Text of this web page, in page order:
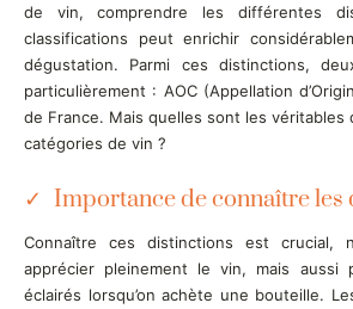
de vin, comprendre les différentes
classifications peut enrichir
dégustation. Parmi ces distinctions,
particulièrement : AOC (Appellation
de France. Mais quelles sont les
catégories de vin ?
Importance de connaître les
Connaître ces distinctions est crucial,
apprécier pleinement le vin, mais aussi
éclairés lorsqu’on achète une bouteille.